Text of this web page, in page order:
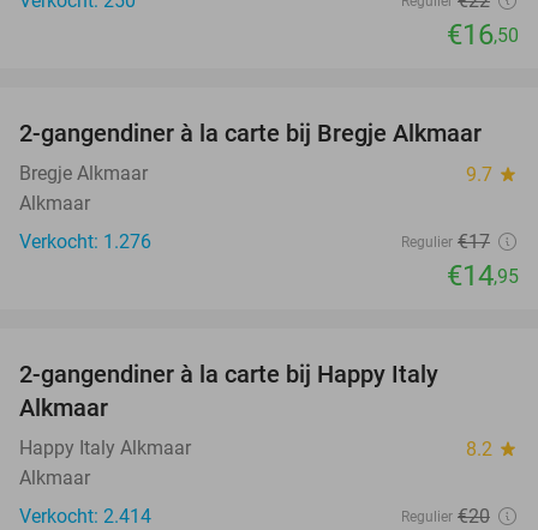
€16,50
12%
2-gangendiner à la carte bij Bregje Alkmaar
Bregje Alkmaar 9.7 star
Alkmaar
Verkocht: 1.276
Regulier €17
€14,95
2-gangendiner à la carte bij Happy Italy
Alkmaar
Happy Italy Alkmaar 8.2 star
Alkmaar
Verkocht: 2.414
Regulier €20